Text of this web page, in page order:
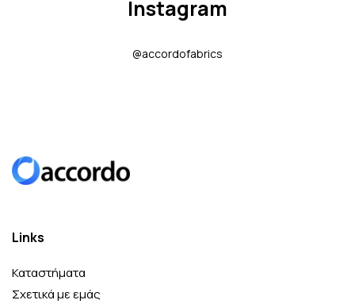
Instagram
@accordofabrics
Links
Καταστήματα
Σχετικά με εμάς